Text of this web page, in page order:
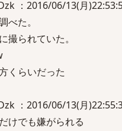
：2016/06/13(月
べた。
撮られていた。
くらいだった
：2016/06/13(月
けでも嫌がられる